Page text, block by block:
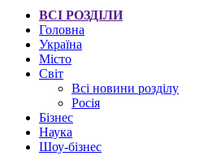
ВСІ РОЗДІЛИ
Головна
Україна
Місто
Світ
Всі новини розділу
Росія
Бізнес
Наука
Шоу-бізнес